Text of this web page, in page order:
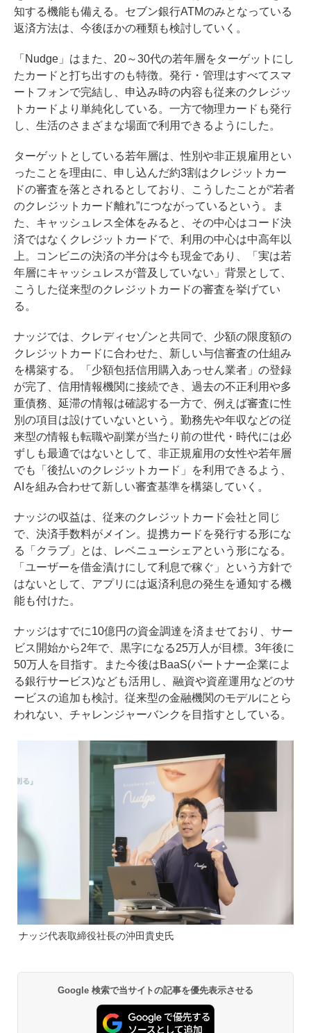
知する機能も備える。セブン銀行ATMのみとなっている
返済方法は、今後ほかの種類も検討していく。
「Nudge」はまた、20～30代の若年層をターゲットにし
たカードと打ち出すのも特徴。発行・管理はすべてスマ
ートフォンで完結し、申込み時の内容も従来のクレジッ
トカードより単純化している。一方で物理カードも発行
し、生活のさまざまな場面で利用できるようにした。
ターゲットとしている若年層は、性別や非正規雇用とい
ったことを理由に、申し込んだ約3割はクレジットカー
ドの審査を落とされるとしており、こうしたことが“若者
のクレジットカード離れ”につながっているという。ま
た、キャッシュレス全体をみると、その中心はコード決
済ではなくクレジットカードで、利用の中心は中高年以
上。コンビニの決済の半分は今も現金であり、「実は若
年層にキャッシュレスが普及していない」背景として、
こうした従来型のクレジットカードの審査を挙げてい
る。
ナッジでは、クレディセゾンと共同で、少額の限度額の
クレジットカードに合わせた、新しい与信審査の仕組み
を構築する。「少額包括信⽤購⼊あっせん業者」の登録
が完了、信用情報機関に接続でき、過去の不正利用や多
重債務、延滞の情報は確認する一方で、例えば審査に性
別の項目は設けていないという。勤務先や年収などの従
来型の情報も転職や副業が当たり前の世代・時代には必
ずしも最適ではないとして、非正規雇用の女性や若年層
でも「後払いのクレジットカード」を利用できるよう、
AIを組み合わせて新しい審査基準を構築していく。
ナッジの収益は、従来のクレジットカード会社と同じ
で、決済手数料がメイン。提携カードを発行する形にな
る「クラブ」とは、レベニューシェアという形になる。
「ユーザーを借金漬けにして利息で稼ぐ」という方針で
はないとして、アプリには返済利息の発生を通知する機
能も付けた。
ナッジはすでに10億円の資金調達を済ませており、サー
ビス開始から2年で、黒字になる25万人が目標。3年後に
50万人を目指す。また今後はBaaS(パートナー企業によ
る銀行サービス)なども活用し、融資や資産運用などのサ
ービスの追加も検討。従来型の金融機関のモデルにとら
われない、チャレンジャーバンクを目指すとしている。
ナッジ代表取締役社⻑の沖⽥貴史氏
Google 検索で当サイトの記事を優先表示させる